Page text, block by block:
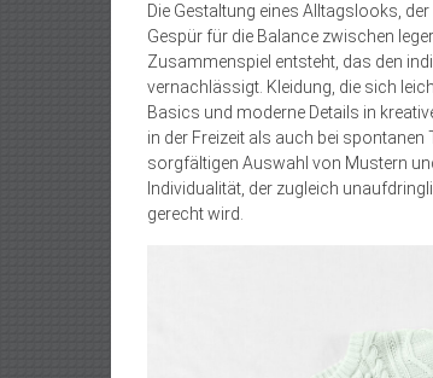
Die Gestaltung eines Alltagslooks,
Gespür für die Balance zwischen
Zusammenspiel entsteht, das den
vernachlässigt. Kleidung, die sich
Basics und moderne Details in
in der Freizeit als auch bei
sorgfältigen Auswahl von Mustern
Individualität, der zugleich
gerecht wird.